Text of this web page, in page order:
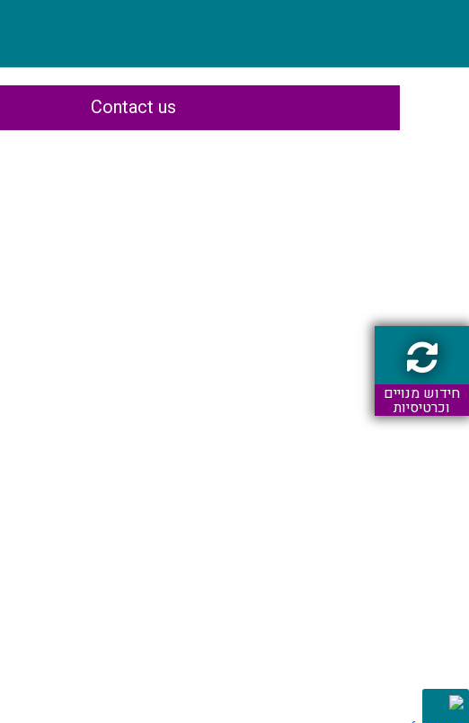
חידוש מנויים
וכרטיסיות
Contact us